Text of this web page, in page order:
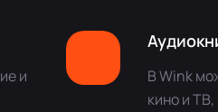
и
В Wink
кино и